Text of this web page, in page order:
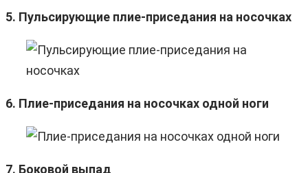
5. Пульсирующие плие-приседания на носочках
6. Плие-приседания на носочках одной ноги
7. Боковой выпад